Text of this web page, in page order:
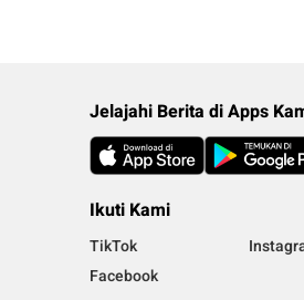
Jelajahi Berita di Apps
Ikuti Kami
TikTok
Facebook